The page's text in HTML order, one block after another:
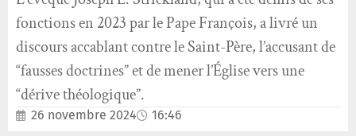
fonctions en 2023 par le Pape François, a livré un
discours accablant contre le Saint-Père, l’accusant de
“fausses doctrines” et de mener l’Église vers une
“dérive théologique”.
26 novembre 2024 16:46